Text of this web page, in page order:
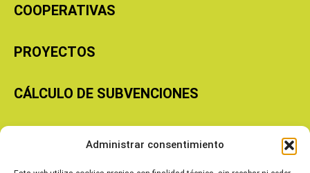
Administrar consentimiento
COOPERATIVAS
PROYECTOS
CÁLCULO DE SUBVENCIONES